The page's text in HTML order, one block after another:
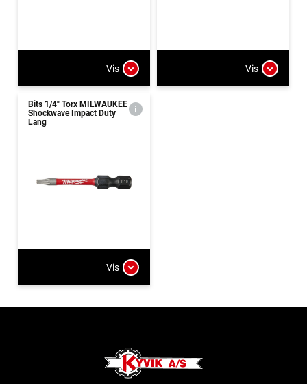
Vis Vis
Bits 1/4" Torx MILWAUKEE
Shockwave Impact Duty
Lang
Vis